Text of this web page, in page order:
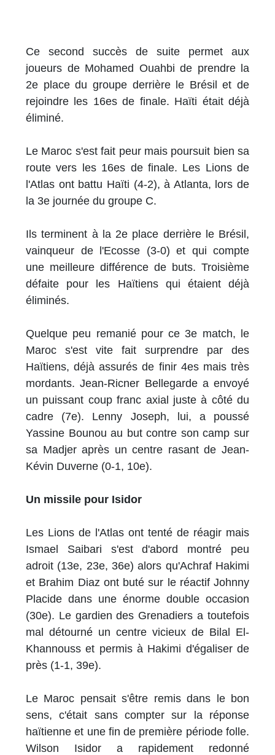
Ce second succès de suite permet aux
joueurs de Mohamed Ouahbi de prendre la
2e place du groupe derrière le Brésil et de
rejoindre les 16es de finale. Haïti était déjà
éliminé.
Le Maroc s'est fait peur mais poursuit bien sa
route vers les 16es de finale. Les Lions de
l'Atlas ont battu Haïti (4-2), à Atlanta, lors de
la 3e journée du groupe C.
Ils terminent à la 2e place derrière le Brésil,
vainqueur de l'Ecosse (3-0) et qui compte
une meilleure différence de buts. Troisième
défaite pour les Haïtiens qui étaient déjà
éliminés.
Quelque peu remanié pour ce 3e match, le
Maroc s'est vite fait surprendre par des
Haïtiens, déjà assurés de finir 4es mais très
mordants. Jean-Ricner Bellegarde a envoyé
un puissant coup franc axial juste à côté du
cadre (7e). Lenny Joseph, lui, a poussé
Yassine Bounou au but contre son camp sur
sa Madjer après un centre rasant de Jean-
Kévin Duverne (0-1, 10e).
Un missile pour Isidor
Les Lions de l'Atlas ont tenté de réagir mais
Ismael Saibari s'est d'abord montré peu
adroit (13e, 23e, 36e) alors qu'Achraf Hakimi
et Brahim Diaz ont buté sur le réactif Johnny
Placide dans une énorme double occasion
(30e). Le gardien des Grenadiers a toutefois
mal détourné un centre vicieux de Bilal El-
Khannouss et permis à Hakimi d'égaliser de
près (1-1, 39e).
Le Maroc pensait s'être remis dans le bon
sens, c'était sans compter sur la réponse
haïtienne et une fin de première période folle.
Wilson Isidor a rapidement redonné